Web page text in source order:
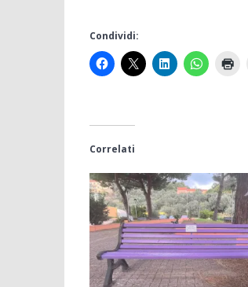
Condividi:
Correlati